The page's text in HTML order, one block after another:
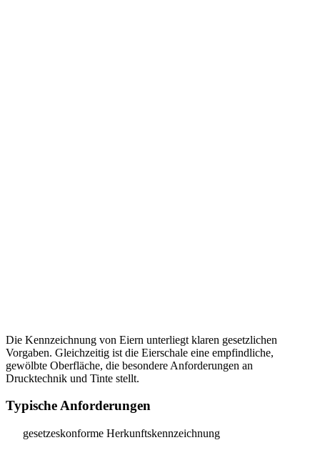
Die Kennzeichnung von Eiern unterliegt klaren gesetzlichen
Vorgaben. Gleichzeitig ist die Eierschale eine empfindliche,
gewölbte Oberfläche, die besondere Anforderungen an
Drucktechnik und Tinte stellt.
Typische Anforderungen
gesetzeskonforme Herkunftskennzeichnung